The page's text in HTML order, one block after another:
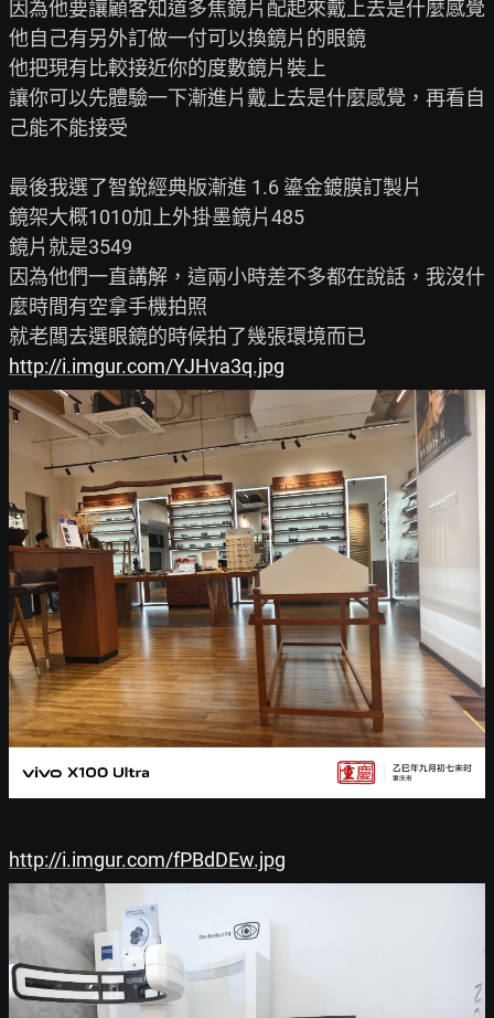
因為他要讓顧客知道多焦鏡片配起來戴上去是什麼感覺
他自己有另外訂做一付可以換鏡片的眼鏡
他把現有比較接近你的度數鏡片裝上
讓你可以先體驗一下漸進片戴上去是什麼感覺，再看自
己能不能接受
最後我選了智銳經典版漸進 1.6 鎏金鍍膜訂製片
鏡架大概1010加上外掛墨鏡片485
鏡片就是3549
因為他們一直講解，這兩小時差不多都在說話，我沒什
麼時間有空拿手機拍照
http://i.imgur.com/YJHva3q.jpg
http://i.imgur.com/fPBdDEw.jpg